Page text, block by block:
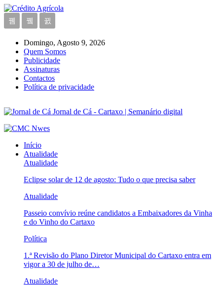
Domingo, Agosto 9, 2026
Quem Somos
Publicidade
Assinaturas
Contactos
Política de privacidade
Jornal de Cá - Cartaxo | Semanário digital
Início
Atualidade
Atualidade
Eclipse solar de 12 de agosto: Tudo o que precisa saber
Atualidade
Passeio convívio reúne candidatos a Embaixadores da Vinha
e do Vinho do Cartaxo
Política
1.ª Revisão do Plano Diretor Municipal do Cartaxo entra em
vigor a 30 de julho de…
Atualidade